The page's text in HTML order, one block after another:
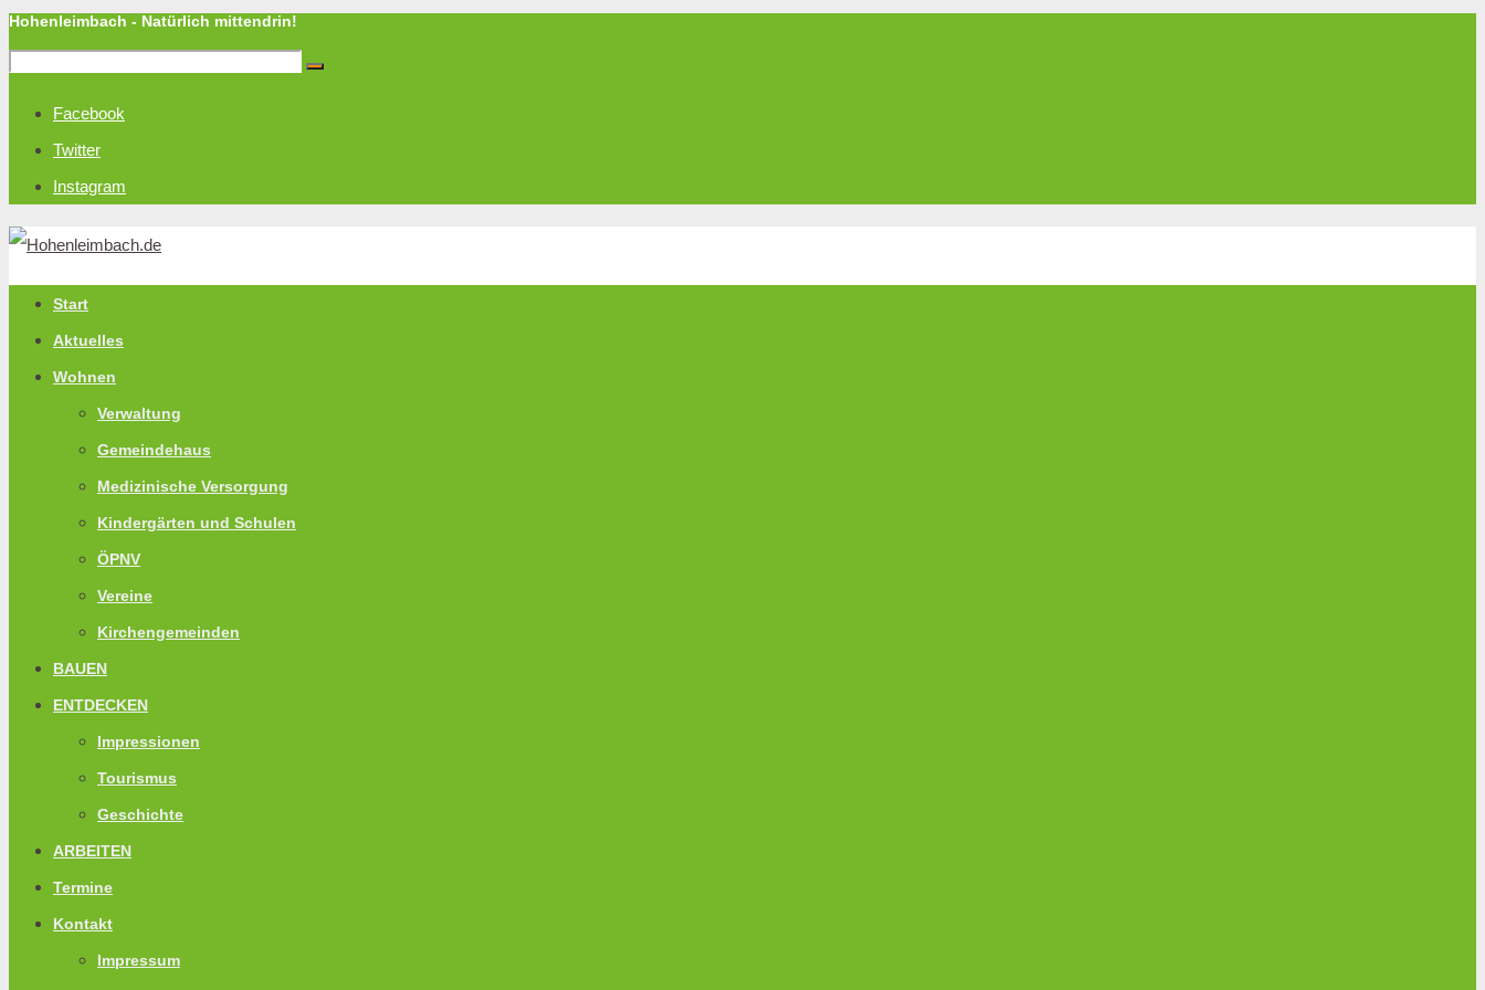
Hohenleimbach - Natürlich mittendrin!
Facebook
Twitter
Instagram
Start
Aktuelles
Wohnen
Verwaltung
Gemeindehaus
Medizinische Versorgung
Kindergärten und Schulen
ÖPNV
Vereine
Kirchengemeinden
BAUEN
ENTDECKEN
Impressionen
Tourismus
Geschichte
ARBEITEN
Termine
Kontakt
Impressum